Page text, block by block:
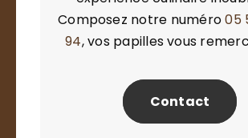
Composez notre numéro05
94, vos papilles vous
Contact